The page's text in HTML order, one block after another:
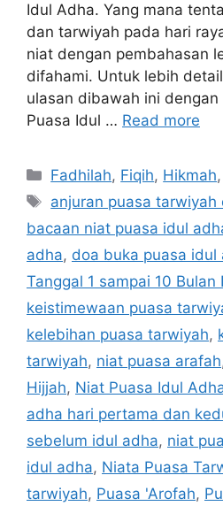
Idul Adha. Yang mana
dan tarwiyah pada hari
niat dengan pembahasan
difahami. Untuk lebih
ulasan dibawah ini
Puasa Idul … Read more
Categories
Fadhilah, Fiqih, Hikmah,
Tags
anjuran puasa tarwiyah
bacaan niat puasa idul
adha, doa buka puasa idul
Tanggal 1 sampai 10 Bulan
keistimewaan puasa
kelebihan puasa tarwiyah,
tarwiyah, niat puasa arafah
Hijjah, Niat Puasa Idul
adha hari pertama dan
sebelum idul adha, niat
idul adha, Niata Puasa
tarwiyah, Puasa 'Arofah,